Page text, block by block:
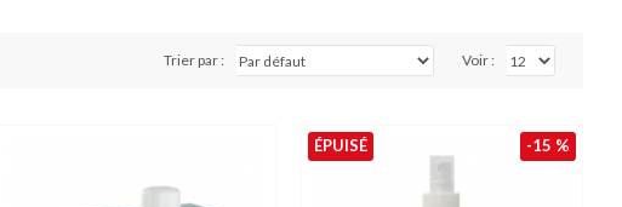
Trier par : Voir :
-15 %
ÉPUISÉ